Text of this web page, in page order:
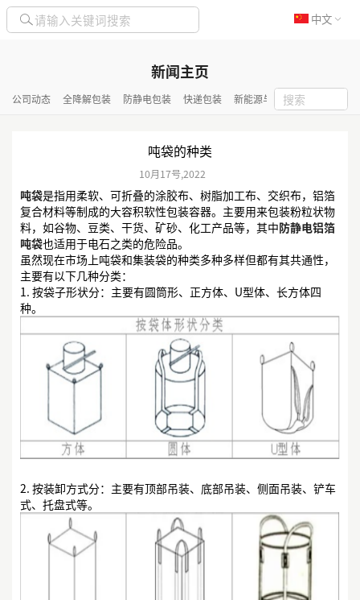
中文
新闻主页
公司动态 全降解包装 防静电包装 快递包装 新能源与化工包装
吨袋的种类
10月17号,2022
吨袋是指用柔软、可折叠的涂胶布、树脂加工布、交织布，铝箔
复合材料等制成的大容积软性包装容器。主要用来包装粉粒状物
料，如谷物、豆类、干货、矿砂、化工产品等，其中防静电铝箔
吨袋也适用于电石之类的危险品。
虽然现在市场上吨袋和集装袋的种类多种多样但都有其共通性，
主要有以下几种分类：
1. 按袋子形状分：主要有圆筒形、正方体、U型体、长方体四
种。
2. 按装卸方式分：主要有顶部吊装、底部吊装、侧面吊装、铲车
式、托盘式等。